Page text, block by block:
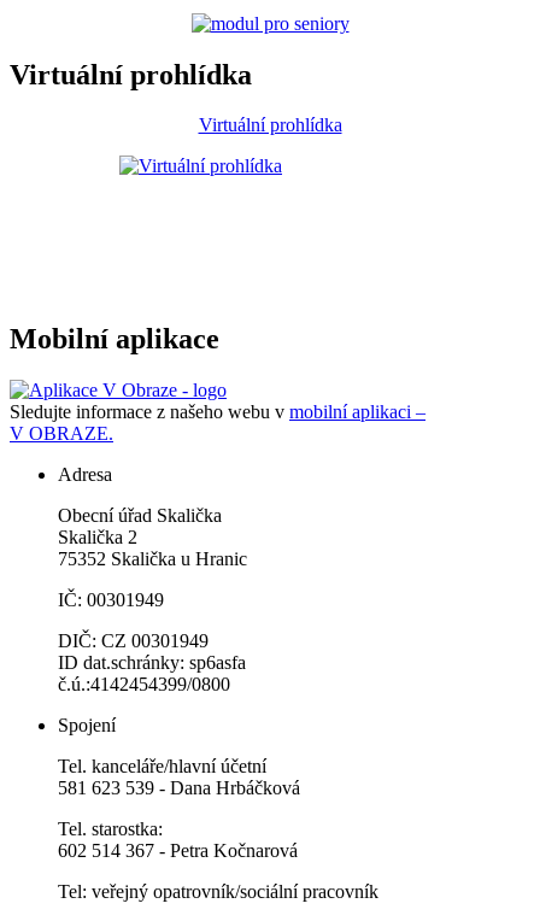
Virtuální prohlídka
Virtuální prohlídka
Mobilní aplikace
Sledujte informace z našeho webu v mobilní aplikaci –
V OBRAZE.
Adresa
Obecní úřad Skalička
Skalička 2
75352 Skalička u Hranic
IČ: 00301949
DIČ: CZ 00301949
ID dat.schránky: sp6asfa
č.ú.:4142454399/0800
Spojení
Tel. kanceláře/hlavní účetní
581 623 539 - Dana Hrbáčková
Tel. starostka:
602 514 367 - Petra Kočnarová
Tel: veřejný opatrovník/sociální pracovník